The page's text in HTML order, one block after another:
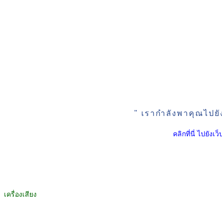
" เรากำลังพาคุณไปยั
คลิกที่นี่ ไปยังเ
เครื่องเสียง